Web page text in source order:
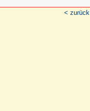
< zurück